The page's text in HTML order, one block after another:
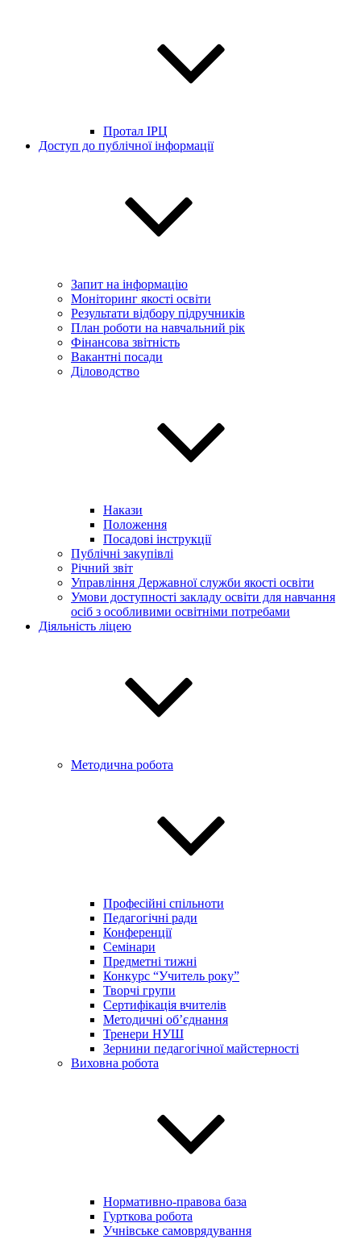
Протал ІРЦ
Доступ до публічної інформації
Запит на інформацію
Моніторинг якості освіти
Результати відбору підручників
План роботи на навчальний рік
Фінансова звітність
Вакантні посади
Діловодство
Накази
Положення
Посадові інструкції
Публічні закупівлі
Річний звіт
Управління Державної служби якості освіти
Умови доступності закладу освіти для навчання
осіб з особливими освітніми потребами
Діяльність ліцею
Методична робота
Професійні спільноти
Педагогічні ради
Конференції
Семінари
Предметні тижні
Конкурс “Учитель року”
Творчі групи
Сертифікація вчителів
Методичні об’єднання
Тренери НУШ
Зернини педагогічної майстерності
Виховна робота
Нормативно-правова база
Гурткова робота
Учнівське самоврядування